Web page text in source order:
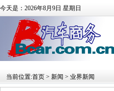
今天是：2026年8月9日 星期日
当前位置:首页 > 新闻 > 业界新闻